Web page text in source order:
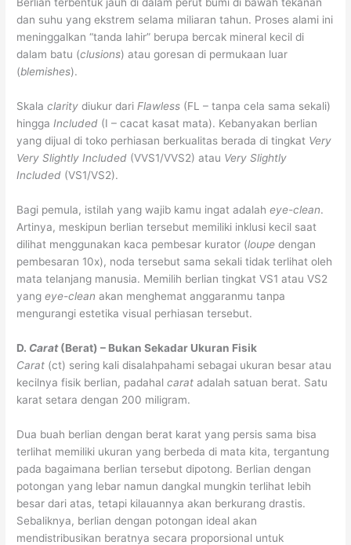
Berlian terbentuk jauh di dalam perut bumi di bawah tekanan
dan suhu yang ekstrem selama miliaran tahun. Proses alami ini
meninggalkan “tanda lahir” berupa bercak mineral kecil di
dalam batu (clusions) atau goresan di permukaan luar
(blemishes).
Skalaclarity diukur dari Flawless (FL – tanpa cela sama sekali)
hingga Included (I – cacat kasat mata). Kebanyakan berlian
yang dijual di toko perhiasan berkualitas berada di tingkat Very
Very Slightly Included (VVS1/VVS2) atau Very Slightly
Included (VS1/VS2).
Bagi pemula, istilah yang wajib kamu ingat adalaheye-clean.
Artinya, meskipun berlian tersebut memiliki inklusi kecil saat
dilihat menggunakan kaca pembesar kurator (loupe dengan
pembesaran 10x), noda tersebut sama sekali tidak terlihat oleh
mata telanjang manusia. Memilih berlian tingkat VS1 atau VS2
yangeye-clean akan menghemat anggaranmu tanpa
mengurangi estetika visual perhiasan tersebut.
D. Carat(Berat) – Bukan Sekadar Ukuran Fisik
Carat (ct) sering kali disalahpahami sebagai ukuran besar atau
kecilnya fisik berlian, padahalcarat adalah satuan berat. Satu
karat setara dengan 200 miligram.
Dua buah berlian dengan berat karat yang persis sama bisa
terlihat memiliki ukuran yang berbeda di mata kita, tergantung
pada bagaimana berlian tersebut dipotong. Berlian dengan
potongan yang lebar namun dangkal mungkin terlihat lebih
besar dari atas, tetapi kilauannya akan berkurang drastis.
Sebaliknya, berlian dengan potongan ideal akan
mendistribusikan beratnya secara proporsional untuk